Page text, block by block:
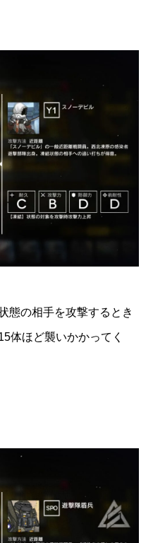
態の相手を攻撃するとき
体ほど襲いかかってく